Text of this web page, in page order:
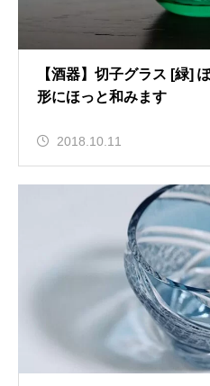
【酒器】切子グラス [緑]
形にほっと和みます
2018.10.11